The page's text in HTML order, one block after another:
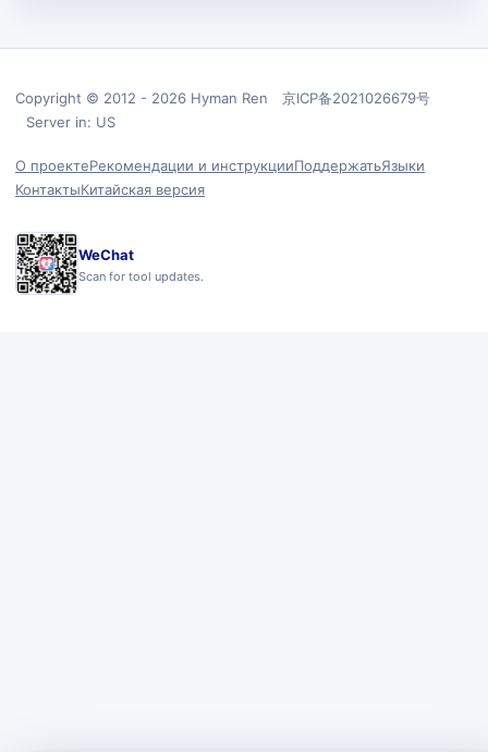
Copyright © 2012 - 2026 Hyman Ren 京ICP备2021026679号
Server in: US
О проектеРекомендации и инструкцииПоддержатьЯзыки
КонтактыКитайская версия
WeChat
Scan for tool updates.